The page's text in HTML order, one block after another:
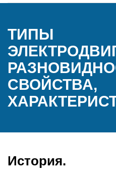
ТИПЫ
СВОЙСТВА,
История.